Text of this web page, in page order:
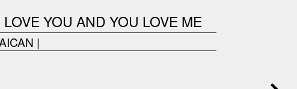
YOU AND YOU LOVE ME
|